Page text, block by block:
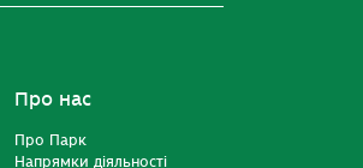
Про нас
Про Парк
Напрямки діяльності